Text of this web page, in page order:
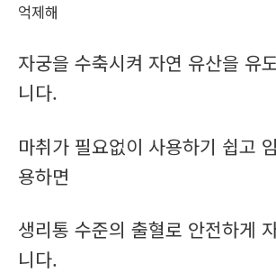
억제해
자궁을 수축시켜 자연 유산을 유
니다.
마취가 필요없이 사용하기 쉽고
용하면
생리통 수준의 출혈로 안전하게
니다.